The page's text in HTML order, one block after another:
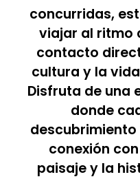
concurridas,
viajar al ritmo
contacto
cultura y la
Disfruta de una
donde
conexión
paisaje y la